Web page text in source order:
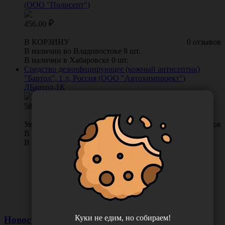
(ООО "Полисепт")
456.00
0 отзывов
В КОРЗИНУ
В наличии во Владивостоке 8 шт.
В наличии в Хабаровске 0 шт.
Средство дезинфицирующее (кожный антисептик)
"Бартол", 1 л, Россия (ООО "Автохимпроект")
ДБартол-1К
581.00
0 отзывов
Уведомить о поступлении
В наличии во Владивостоке 0 шт.
В наличии в Хабаровске 7 шт.
Новости Куки не едим, но собираем!